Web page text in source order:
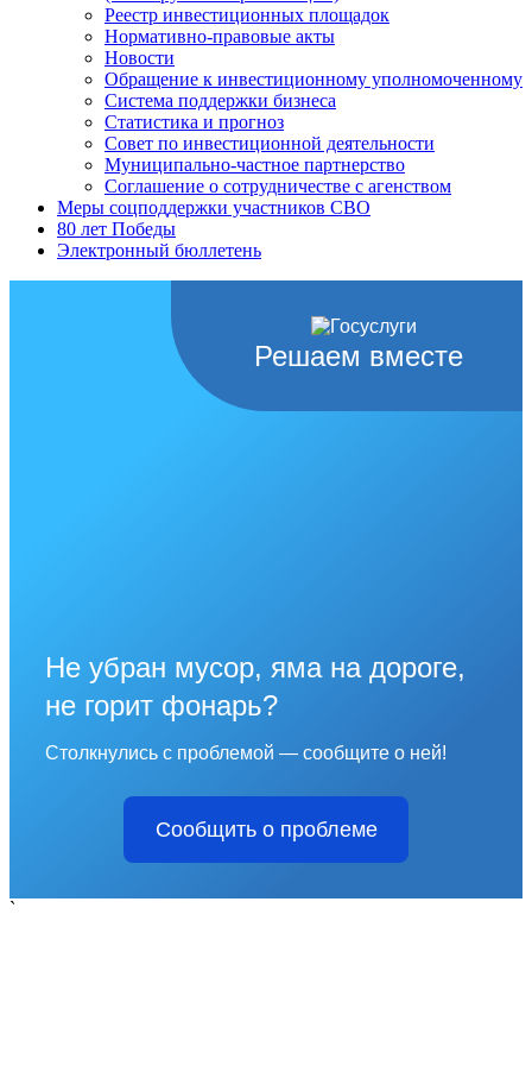
Реестр инвестиционных площадок
Нормативно-правовые акты
Новости
Обращение к инвестиционному уполномоченному
Система поддержки бизнеса
Статистика и прогноз
Совет по инвестиционной деятельности
Муниципально-частное партнерство
Соглашение о сотрудничестве с агенством
Меры соцподдержки участников СВО
80 лет Победы
Электронный бюллетень
Решаем вместе
Не убран мусор, яма на дороге,
не горит фонарь?
Столкнулись с проблемой — сообщите о ней!
Сообщить о проблеме
`